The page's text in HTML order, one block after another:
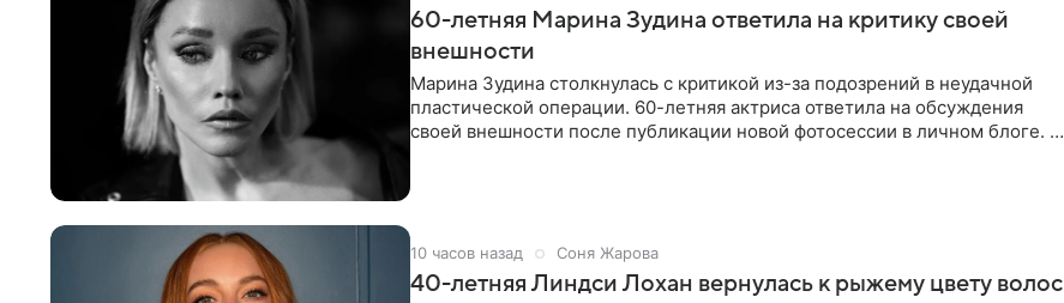
60-летняя Марина Зудина ответила на критику своей
внешности
Марина Зудина столкнулась с критикой из-за подозрений в неудачной
пластической операции. 60-летняя актриса ответила на обсуждения
своей внешности после публикации новой фотосессии в личном блоге. В
10 часов назад Соня Жарова
40-летняя Линдси Лохан вернулась к рыжему цвету волос